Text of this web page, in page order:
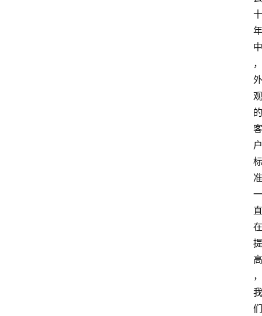
十
年
中
，
外
观
的
客
户
标
准
一
直
在
提
高
，
我
们